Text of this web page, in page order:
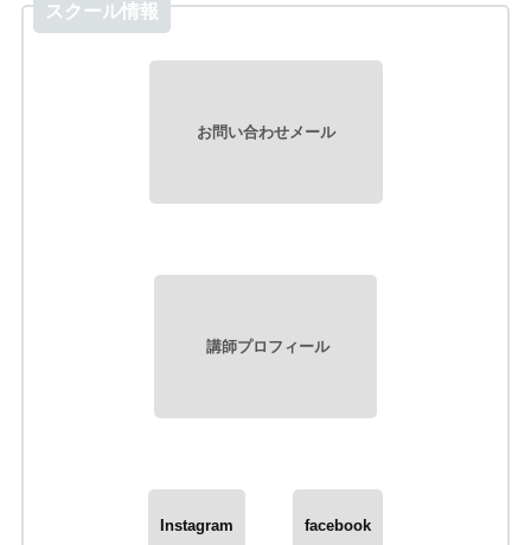
スクール情報
お問い合わせメール
講師プロフィール
Instagram facebook